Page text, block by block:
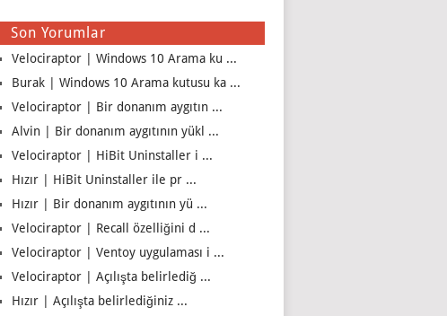
Son Yorumlar
Velociraptor | Windows 10 Arama ku ...
Burak | Windows 10 Arama kutusu ka ...
Velociraptor | Bir donanım aygıtın ...
Alvin | Bir donanım aygıtının yükl ...
Velociraptor | HiBit Uninstaller i ...
Hızır | HiBit Uninstaller ile pr ...
Hızır | Bir donanım aygıtının yü ...
Velociraptor | Recall özelliğini d ...
Velociraptor | Ventoy uygulaması i ...
Velociraptor | Açılışta belirlediğ ...
Hızır | Açılışta belirlediğiniz ...